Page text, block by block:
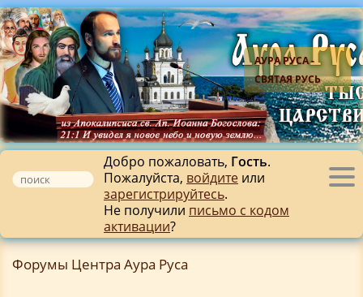
АУРА РУСА -
СВЯТАЯ РУСЬ
Добро пожаловать, Гость.
Пожалуйста, войдите или
зарегистрируйтесь.
Не получили письмо с кодом
активации?
Форумы Центра Аура Руса